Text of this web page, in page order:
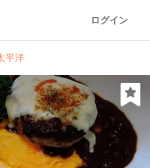
ログイン
平洋